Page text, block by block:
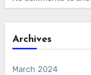
Archives
March 2024